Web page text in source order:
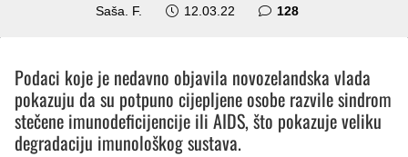
Saša. F. 12.03.22 128komentara
Podaci koje je nedavno objavila novozelandska vlada
pokazuju da su potpuno cijepljene osobe razvile sindrom
stečene imunodeficijencije ili AIDS, što pokazuje veliku
degradaciju imunološkog sustava.